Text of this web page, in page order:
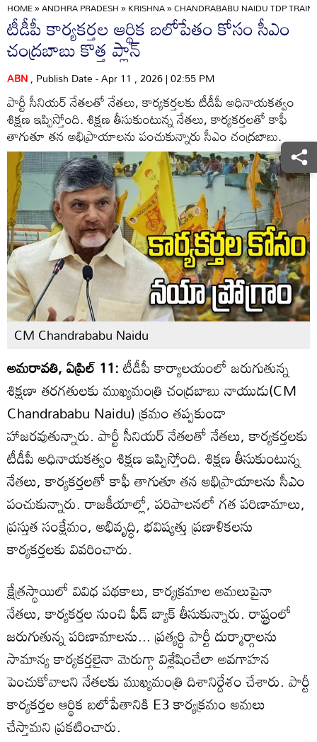
HOME»ANDHRA PRADESH»KRISHNA»CHANDRABABU NAIDU TDP
టీడీపీ కార్యకర్తల ఆర్థిక బలోపేతం కోసం సీఎం
చంద్రబాబు కొత్త ప్లాన్
ABN, Publish Date - Apr 11 , 2026 | 02:55 PM
పార్టీ సీనియర్ నేతలతో నేతలు, కార్యకర్తలకు టీడీపీ అధినాయకత్వం
శిక్షణ ఇప్పిస్తోంది. శిక్షణ తీసుకుంటున్న నేతలు, కార్యకర్తలతో కాఫీ
తాగుతూ తన అభిప్రాయాలను పంచుకున్నారు సీఎం చంద్రబాబు.
CM Chandrababu Naidu
అమరావతి, ఏప్రిల్ 11:టీడీపీ కార్యాలయంలో జరుగుతున్న
శిక్షణా తరగతులకు ముఖ్యమంత్రి చంద్రబాబు నాయుడు(CM
Chandrababu Naidu) క్రమం తప్పకుండా
హాజరవుతున్నారు. పార్టీ సీనియర్ నేతలతో నేతలు, కార్యకర్తలకు
టీడీపీ అధినాయకత్వం శిక్షణ ఇప్పిస్తోంది. శిక్షణ తీసుకుంటున్న
నేతలు, కార్యకర్తలతో కాఫీ తాగుతూ తన అభిప్రాయాలను సీఎం
పంచుకున్నారు. రాజకీయాల్లో, పరిపాలనలో గత పరిణామాలు,
ప్రస్తుత సంక్షేమం, అభివృద్ధి, భవిష్యత్తు ప్రణాళికలను
కార్యకర్తలకు వివరించారు.
క్షేత్రస్థాయిలో వివిధ పథకాలు, కార్యక్రమాల అమలుపైనా
నేతలు, కార్యకర్తల నుంచి ఫీడ్ బ్యాక్ తీసుకున్నారు. రాష్ట్రంలో
జరుగుతున్న పరిణామాలను... ప్రత్యర్ధి పార్టీ దుర్మార్గాలను
సామాన్య కార్యకర్తలైనా మెరుగ్గా విశ్లేషించేలా అవగాహన
పెంచుకోవాలని నేతలకు ముఖ్యమంత్రి దిశానిర్దేశం చేశారు. పార్టీ
కార్యకర్తల ఆర్థిక బలోపేతానికి E3 కార్యక్రమం అమలు
చేస్తామని ప్రకటించారు.